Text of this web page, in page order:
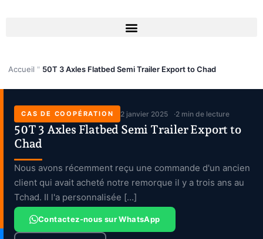
Accueil " 50T 3 Axles Flatbed Semi Trailer Export to Chad
CAS DE COOPÉRATION 2 janvier 2025 2 min de lecture
50T 3 Axles Flatbed Semi Trailer Export to
Chad
Nous avons récemment reçu une commande d'un ancien
client qui avait acheté notre remorque il y a trois ans au
Tchad. Il l'a personnalisée […]
Contactez-nous sur WhatsApp